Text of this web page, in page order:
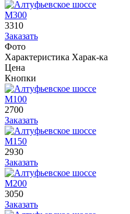
М300
3310
Заказать
Фото
Характеристика Харак-ка
Цена
Кнопки
М100
2700
Заказать
М150
2930
Заказать
М200
3050
Заказать